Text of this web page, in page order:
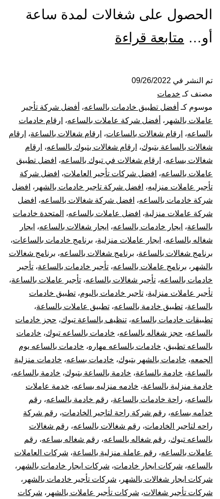
الحصول على شغالات لمدة ساعة
أو… متابعة قراءة
بتبوك
تم النشر في 09/26/2022
مصنف كـ خدمات
موسوم كـ أفضل تطبيق خادمات بالساعه، أفضل شركة تأجير
عاملات بالشهر ، أفضل شركة عاملات بالساعه، ارقام خادمات
بالساعه، ارقام شغالات بالساعات، ارقام شغالات بالساعة، ارقام
شغالات بالساعة بتبوك، ارقام شغالات بتبوك بالساعه، ارقام
شغالات بساعه، ارقام شغالات في تبوك بالساعه، افضل تطبيق
عاملات بالساعه، افضل شركات تأجير العاملات، افضل شركة
تأجير عاملات منزليه، افضل شركة تاجير خادمات بالشهر ، افضل
شركة خادمات بالساعه، افضل شركة شغالات بالساعه، افضل
شركة عاملات منزلية، افضل عاملات بالساعه، المتحدة خادمات
بالساعة، ايجار خادمات بالساعه، ايجار شغالات بالساعه، ايجار
شغاله بالساعه، ايجار عاملات منزلية، برنامج خادمات بالساعات،
برنامج شغالات بالساعة، برنامج شغالات بالساعه، برنامج شغالات
بالشهر ، برنامج عاملات بالساعه، تأجير خادمات بالساعة، تأجير
خادمات بالساعه، تأجير شغالات بالساعه، تأجير عاملات بالساعة،
تأجير عاملات منزلية، تاجير خادمات باليوم، تطبيق خادمات
بالساعة، تطبيق خادمة بالساعه، تطبيق عاملات بالساعة،
تطبيقات خادمات بالساعه، تنظيف بالساعة تبوك، حجز خادمات
بالساعه، حجز شغاله بالساعه، خادمات بالساعه تبوك، خادمات
بالساعه تطبيق، خادمات بالساعه مهاره، خادمات بالساعه يوم
الجمعه، خادمات بالشهر بتبوك، خادمات بساعه، خادمات منزلية
بالساعة، خادمة بالساعة، خادمة بالساعة بتبوك، خادمة بالساعه،
خادمة منزلية بالساعة، خادمه منزليه بساعه، خدمة عاملات
بالساعه، راحة خادمات بالساعة، رقم خادمة بالساعه، رقم
خدامه بساعه، رقم شركة راحة لتاجير الخادمات، رقم شركة
راحه لتاجير الخادمات، رقم شغالات بالساعه، رقم شغالات
بالساعه تبوك، رقم شغاله بالساعه، رقم شغاله بساعه، رقم
عاملات بالساعه، رقم عاملة منزلية بالساعة، شركات العاملات
بالساعه، شركات ايجار خادمات، شركات ايجار خادمات بالشهر ،
شركات ايجار شغالات بالشهر ، شركات تأجير خادمات بالشهر ،
شركات تأجير شغالات، شركات تأجير عاملات بالشهر ، شركات